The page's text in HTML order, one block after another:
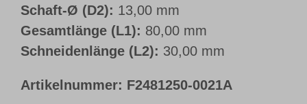
Schaft-Ø (D2): 13,00 mm
Gesamtlänge (L1): 80,00 mm
Schneidenlänge (L2): 30,00 mm
Artikelnummer: F2481250-0021A